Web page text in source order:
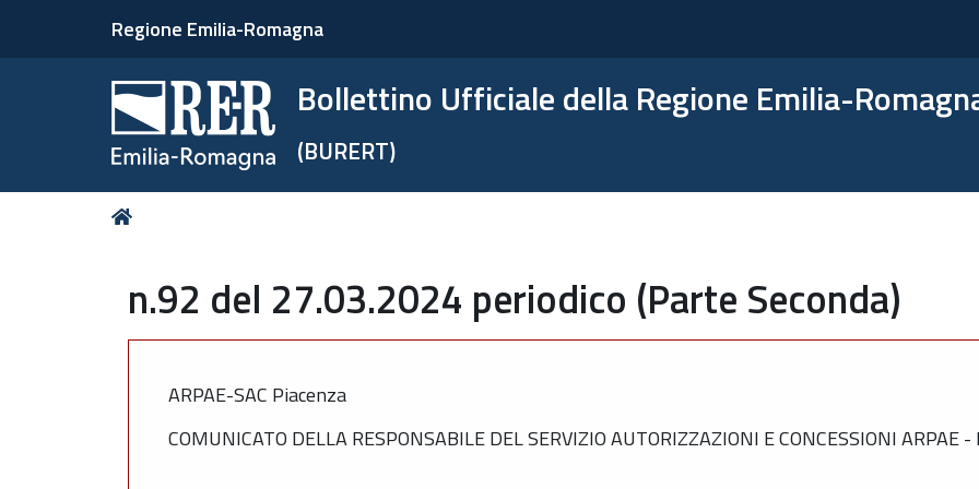
Regione Emilia-Romagna
Bollettino Ufficiale della Regione Emilia-
(BURERT)
Tu
n.92 del 27.03.2024 periodico (Parte Seconda)
ARPAE-SAC Piacenza
COMUNICATO DELLA RESPONSABILE DEL SERVIZIO AUTORIZZAZIONI E CONCESSIONI ARPAE